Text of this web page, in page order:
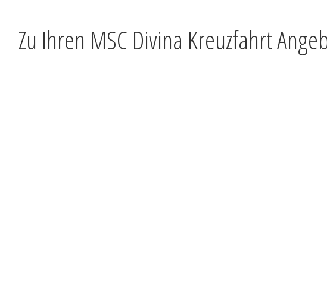
Zu Ihren MSC Divina Kreuzfahrt